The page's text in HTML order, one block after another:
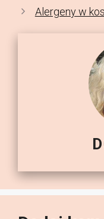
Alergeny w